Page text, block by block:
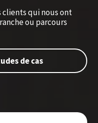
clients qui nous ont
ou parcours
de cas